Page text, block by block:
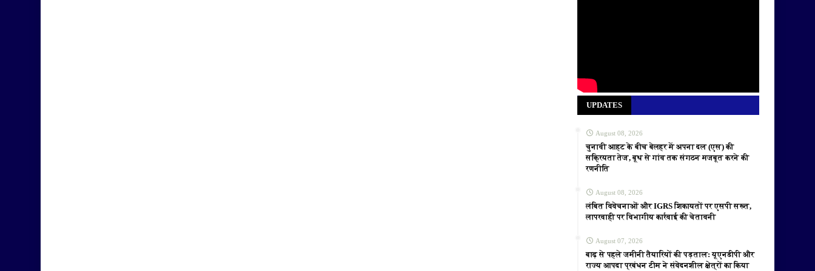
UPDATES
August 08, 2026
चुनावी आहट के बीच बेलहर में अपना दल (एस) की
सक्रियता तेज, बूथ से गांव तक संगठन मजबूत करने की
रणनीति
August 08, 2026
लंबित विवेचनाओं और IGRS शिकायतों पर एसपी सख्त,
लापरवाही पर विभागीय कार्रवाई की चेतावनी
August 07, 2026
बाढ़ से पहले जमीनी तैयारियों की पड़ताल: यूएनडीपी और
राज्य आपदा प्रबंधन टीम ने संवेदनशील क्षेत्रों का किया